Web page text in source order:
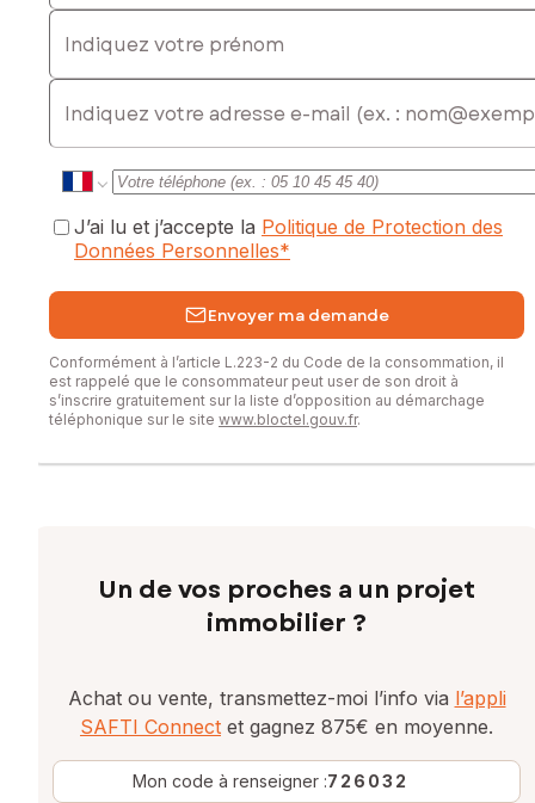
Indiquez votre prénom
E-mail
J’ai lu et j’accepte la Politique de Protection des
Données Personnelles*
Envoyer ma demande
Conformément à l’article L.223-2 du Code de la consommation, il
est rappelé que le consommateur peut user de son droit à
s’inscrire gratuitement sur la liste d’opposition au démarchage
téléphonique sur le site www.bloctel.gouv.fr.
Un de vos proches a un projet
immobilier ?
Achat ou vente, transmettez-moi l’info via l’appli
SAFTI Connect et gagnez 875€ en moyenne.
Mon code à renseigner :726032